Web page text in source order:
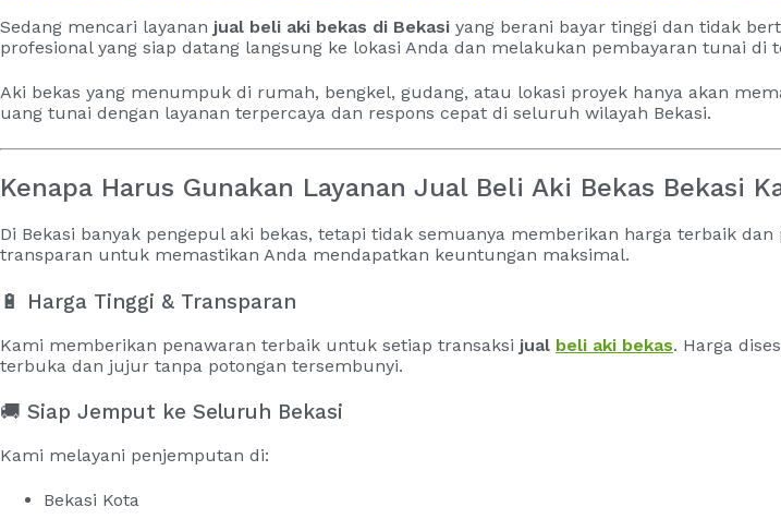
Sedang mencari layanan jual beli aki bekas di Bekasi yang berani bayar tinggi dan tidak
profesional yang siap datang langsung ke lokasi Anda dan melakukan pembayaran tunai di
Aki bekas yang menumpuk di rumah, bengkel, gudang, atau lokasi proyek hanya akan
uang tunai dengan layanan terpercaya dan respons cepat di seluruh wilayah Bekasi.
Kenapa Harus Gunakan Layanan Jual Beli Aki Bekas Bekasi
Di Bekasi banyak pengepul aki bekas, tetapi tidak semuanya memberikan harga terbaik
transparan untuk memastikan Anda mendapatkan keuntungan maksimal.
🔋 Harga Tinggi & Transparan
Kami memberikan penawaran terbaik untuk setiap transaksi jual beli aki bekas. Harga
terbuka dan jujur tanpa potongan tersembunyi.
🚚 Siap Jemput ke Seluruh Bekasi
Kami melayani penjemputan di:
Bekasi Kota